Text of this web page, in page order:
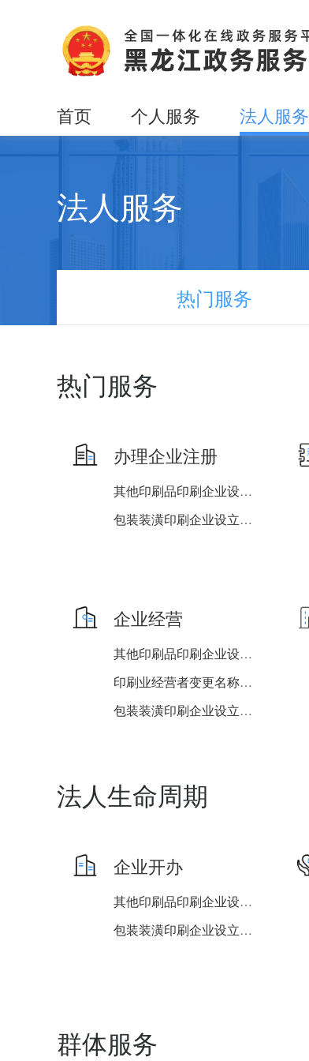
首页 个人服务 法人服务
法人服务
热门服务
热门服务
办理企业注册
其他印刷品印刷企业设立、...
包装装潢印刷企业设立、变...
企业经营
其他印刷品印刷企业设立、...
印刷业经营者变更名称、法...
包装装潢印刷企业设立、变...
法人生命周期
企业开办
其他印刷品印刷企业设立、...
包装装潢印刷企业设立、变...
群体服务